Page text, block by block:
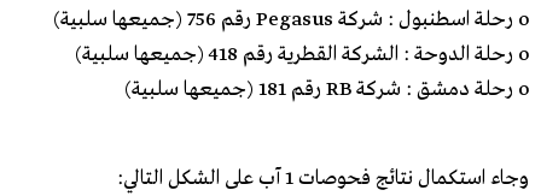
o رحلة اسطنبول : شركة Pegasus رقم 756 (جميعها سلبية)
o رحلة الدوحة : الشركة القطرية رقم 418 (جميعها سلبية)
o رحلة دمشق : شركة RB رقم 181 (جميعها سلبية)
وجاء استكمال نتائج فحوصات 1 آب على الشكل التالي: